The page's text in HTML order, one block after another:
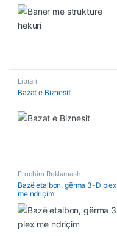
Librari
Bazat e Biznesit
Prodhim Reklamash
Bazë etalbon, gërma 3-D plex
me ndriçim